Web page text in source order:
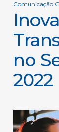
Comunicação
no
2022